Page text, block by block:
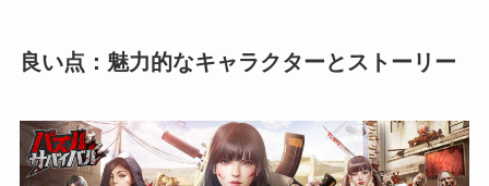
良い点：魅力的なキャラクターとストーリー